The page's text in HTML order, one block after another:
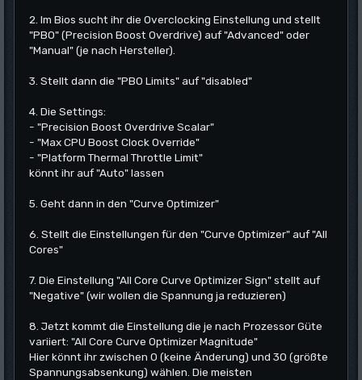
2. Im Bios sucht ihr die Overclocking Einstellung und stellt
"PBO" (Precision Boost Overdrive) auf "Advanced" oder
"Manual" (je nach Hersteller).
3. Stellt dann die "PBO Limits" auf "disabled"
4. Die Settings:
- "Precision Boost Overdrive Scalar"
- "Max CPU Boost Clock Override"
- "Platform Thermal Throttle Limit"
könnt ihr auf "Auto" lassen
5. Geht dann in den "Curve Optimizer"
6. Stellt die Einstellungen für den "Curve Optimizer" auf "All
Cores"
7. Die Einstellung "All Core Curve Optimizer Sign" stellt auf
"Negative" (wir wollen die Spannung ja reduzieren)
8. Jetzt kommt die Einstellung die je nach Prozessor Güte
variiert: "All Core Curve Optimizer Magnitude"
Hier könnt ihr zwischen 0 (keine Änderung) und 30 (größte
Spannungsabsenkung) wählen. Die meisten